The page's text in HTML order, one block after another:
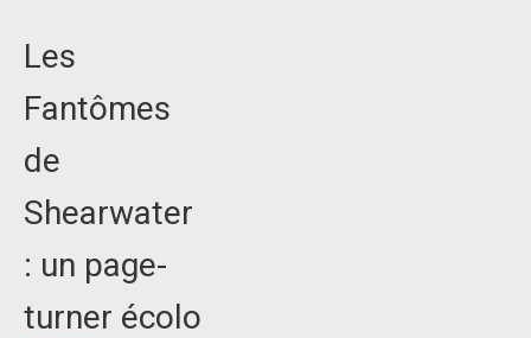
Les
Fantômes
de
Shearwater
: un page-
turner écolo